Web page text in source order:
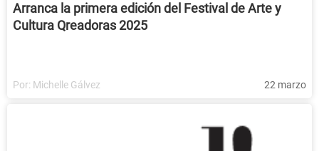
Arranca la primera edición del Festival de Arte y
Cultura Qreadoras 2025
Por: Michelle Gálvez 22 marzo